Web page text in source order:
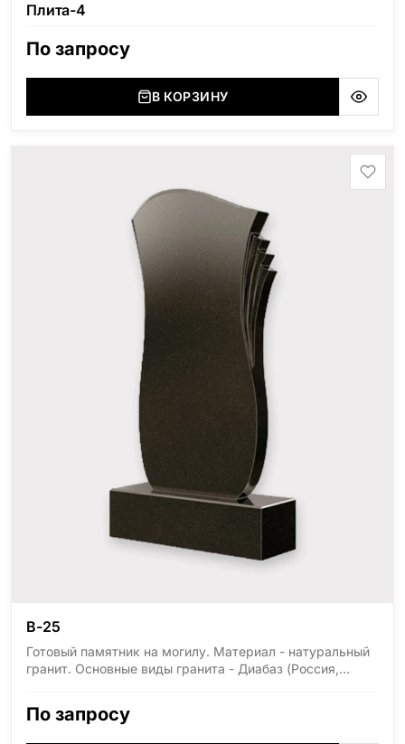
Плита-4
По запросу
В КОРЗИНУ
В-25
Готовый памятник на могилу. Материал - натуральный
гранит. Основные виды гранита - Диабаз (Россия,
(Украина, Житомерская область), Лабродарит
По запросу